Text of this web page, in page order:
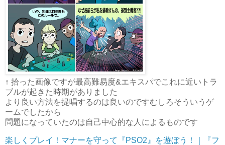
↑ 拾った画像ですが最高難易度&エキスパでこれに近いトラ
ブルが起きた時期がありました
より良い方法を提唱するのは良いのですむしろそういうゲ
ームでしたから
問題になっていたのは自己中心的な人によるものです
楽しくプレイ！マナーを守って『PSO2』を遊ぼう！｜『フ